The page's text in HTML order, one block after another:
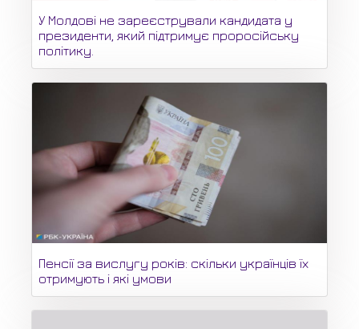
У Молдові не зареєстрували кандидата у
президенти, який підтримує проросійську
політику.
Пенсії за вислугу років: скільки українців їх
отримують і які умови